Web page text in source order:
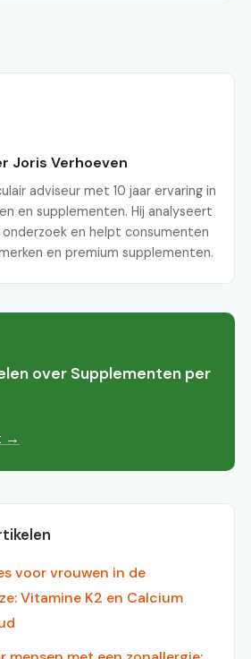
Joris Verhoeven
adviseur met 10 jaar ervaring in
en supplementen. Hij analyseert
en helpt consumenten
en premium supplementen.
over Supplementen per
→
voor vrouwen in de
Vitamine K2 en Calcium